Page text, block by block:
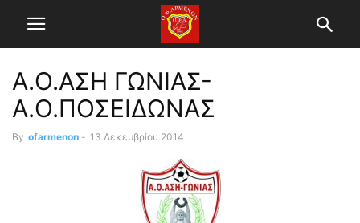
Α.Ο.ΑΣΗ ΓΩΝΙΑΣ-
Α.Ο.ΠΟΣΕΙΔΩΝΑΣ
By ofarmenon - 13 Δεκεμβρίου 2014